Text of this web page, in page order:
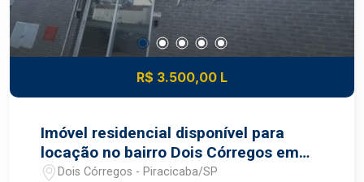
R$ 3.500,00 L
Imóvel residencial disponível para
locação no bairro Dois Córregos em
Piracicaba - SP
Dois Córregos - Piracicaba/SP